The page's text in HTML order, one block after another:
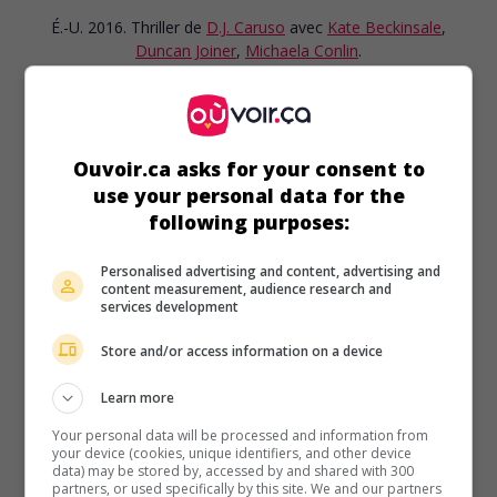
É.-U. 2016. Thriller de D.J. Caruso avec Kate Beckinsale,
Duncan Joiner, Michaela Conlin.
au cinéma sur mes écrans
Numéro quatre
V.O.: I Am Number Four
Timothy Olyphant,Teresa Palmer. Réfugié sur Terre depuis
paranormaux tente d'échapper aux ennemis de sa race qui
Durée: 110 min.
Ouvoir.ca asks for your consent to
use your personal data for the
following purposes:
Personalised advertising and content, advertising and
content measurement, audience research and
services development
Store and/or access information on a device
Learn more
Your personal data will be processed and information from
your device (cookies, unique identifiers, and other device
data) may be stored by, accessed by and shared with 300
partners, or used specifically by this site. We and our partners